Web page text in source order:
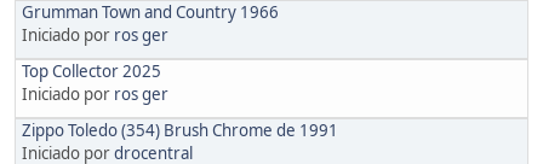
Grumman Town and Country 1966
Iniciado por ros ger
Top Collector 2025
Iniciado por ros ger
Zippo Toledo (354) Brush Chrome de 1991
Iniciado pordrocentral